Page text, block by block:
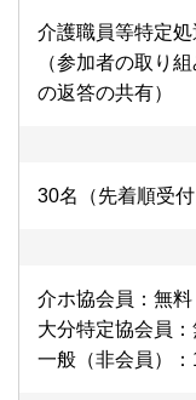
介護職員等特定
（参加者の取り
の返答の共有）
30名（先着順受付
介ホ協会員：無料
大分特定協会員
一般（非会員）